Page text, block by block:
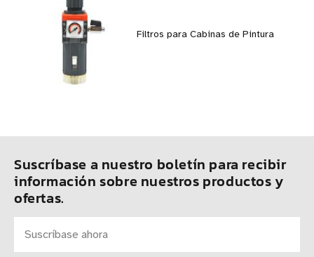
Filtros para Cabinas de Pintura
Suscríbase a nuestro boletín para recibir
información sobre nuestros productos y
ofertas.